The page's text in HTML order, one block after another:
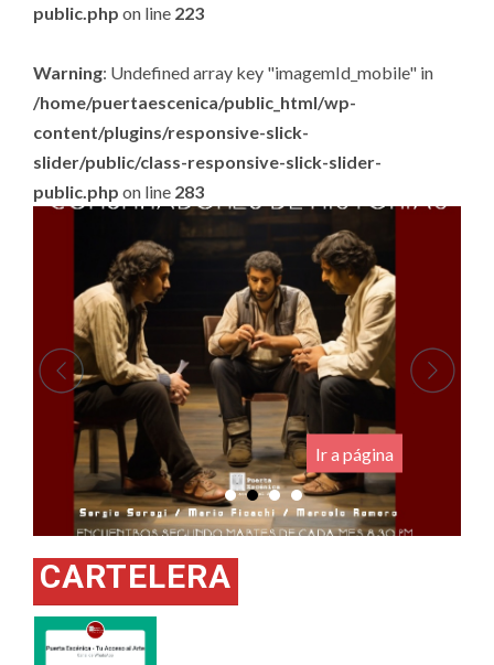
public.php on line 223
Warning: Undefined array key "imagemId_mobile" in
/home/puertaescenica/public_html/wp-
content/plugins/responsive-slick-
slider/public/class-responsive-slick-slider-
public.php on line 283
Ir a página
CARTELERA